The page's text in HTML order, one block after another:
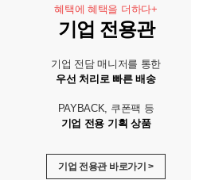
혜택에 혜택을 더하다+
기업 전용관
기업 전담 매니저를 통한
우선 처리로 빠른 배송
PAYBACK, 쿠폰팩 등
기업 전용 기획 상품
기업 전용관 바로가기 >